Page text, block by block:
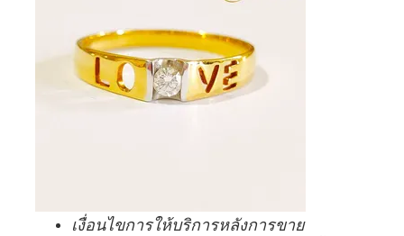
เงื่อนไขการให้บริการหลังการขาย